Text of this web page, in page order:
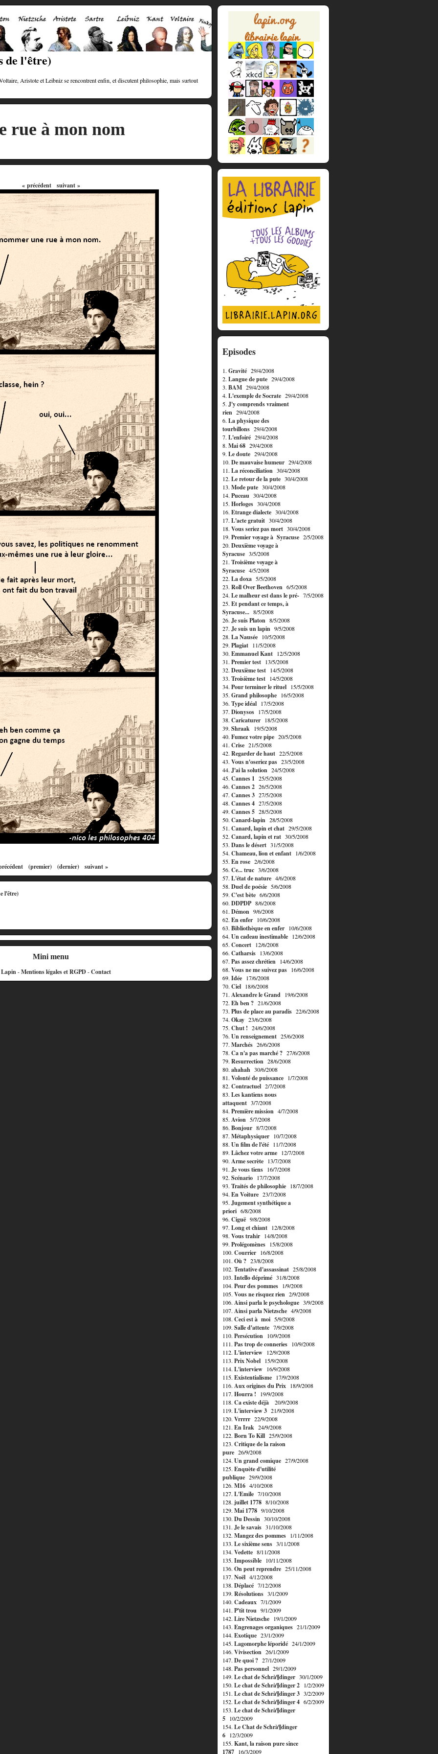
de l'être)
Aristote et Leibniz se rencontrent enfin, et discutent philosophie, mais surtout
rue à mon nom
« précédent suivant »
(premier) (dernier) suivant »
Mini menu
-Mentions légales et RGPD-Contact
Episodes
1. Gravité 29/4/2008
2. Langue de pute 29/4/2008
3. BAM 29/4/2008
4. L'exemple de Socrate 29/4/2008
5. J'y comprends vraiment
rien 29/4/2008
6. La physique des
tourbillons 29/4/2008
7. L'enfoiré 29/4/2008
8. Mai 68 29/4/2008
9. Le doute 29/4/2008
10. De mauvaise humeur 29/4/2008
11. La réconciliation 30/4/2008
12. Le retour de la pute 30/4/2008
13. Mode pute 30/4/2008
14. Puceau 30/4/2008
15. Horloges 30/4/2008
16. Etrange dialecte 30/4/2008
17. L'acte gratuit 30/4/2008
18. Vous seriez pas mort 30/4/2008
19. Premier voyage à Syracuse 2/5/2008
20. Deuxième voyage à
Syracuse 3/5/2008
21. Troisième voyage à
Syracuse 4/5/2008
22. La doxa 5/5/2008
23. Roll Over Beethoven 6/5/2008
24. Le malheur est dans le pré- 7/5/2008
25. Et pendant ce temps, à
Syracuse... 8/5/2008
26. Je suis Platon 8/5/2008
27. Je suis un lapin 9/5/2008
28. La Nausée 10/5/2008
29. Plagiat 11/5/2008
30. Emmanuel Kant 12/5/2008
31. Premier test 13/5/2008
32. Deuxième test 14/5/2008
33. Troisième test 14/5/2008
34. Pour terminer le rituel 15/5/2008
35. Grand philosophe 16/5/2008
36. Type idéal 17/5/2008
37. Dionysos 17/5/2008
38. Caricaturer 18/5/2008
39. Shraak 19/5/2008
40. Fumez votre pipe 20/5/2008
41. Crise 21/5/2008
42. Regarder de haut 22/5/2008
43. Vous n'oseriez pas 23/5/2008
44. J'ai la solution 24/5/2008
45. Cannes 1 25/5/2008
46. Cannes 2 26/5/2008
47. Cannes 3 27/5/2008
48. Cannes 4 27/5/2008
49. Cannes 5 28/5/2008
50. Canard-lapin 28/5/2008
51. Canard, lapin et chat 29/5/2008
52. Canard, lapin et rat 30/5/2008
53. Dans le désert 31/5/2008
54. Chameau, lion et enfant 1/6/2008
55. En rose 2/6/2008
56. Ce... truc 3/6/2008
57. L'état de nature 4/6/2008
58. Duel de poésie 5/6/2008
59. C'est bète 6/6/2008
60. DDPDP8/6/2008
61. Démon 9/6/2008
62. En enfer 10/6/2008
63. Bibliothèque en enfer 10/6/2008
64. Un cadeau inestimable 12/6/2008
65. Concert 12/6/2008
66. Catharsis 13/6/2008
67. Pas assez chrétien 14/6/2008
68. Vous ne me suivez pas 16/6/2008
69. Idée 17/6/2008
70. Ciel 18/6/2008
71. Alexandre le Grand 19/6/2008
72. Eh ben ? 21/6/2008
73. Plus de place au paradis 22/6/2008
74. Okay 23/6/2008
75. Chut ! 24/6/2008
76. Un renseignement 25/6/2008
77. Marchés 26/6/2008
78. Ca n'a pas marché ? 27/6/2008
79. Resurrection 28/6/2008
80. ahahah 30/6/2008
81. Volonté de puissance 1/7/2008
82. Contractuel 2/7/2008
83. Les kantiens nous
attaquent 3/7/2008
84. Première mission 4/7/2008
85. Avion 5/7/2008
86. Bonjour 8/7/2008
87. Métaphysiquer 10/7/2008
88. Un film de l'été 11/7/2008
89. Lâchez votre arme 12/7/2008
90. Arme secrète 13/7/2008
91. Je vous tiens 16/7/2008
92. Scénario 17/7/2008
93. Traités de philosophie 18/7/2008
94. En Voiture 23/7/2008
95. Jugement synthétique a
priori 6/8/2008
96. Ciguë 9/8/2008
97. Long et chiant 12/8/2008
98. Vous trahir 14/8/2008
99. Prolégomènes 15/8/2008
100. Courrier 16/8/2008
101. Où ? 23/8/2008
102. Tentative d'assassinat 25/8/2008
103. Intello déprimé 31/8/2008
104. Peur des pommes 1/9/2008
105. Vous ne risquez rien 2/9/2008
106. Ainsi parla le psychologue 3/9/2008
107. Ainsi parla Nietzsche 4/9/2008
108. Ceci est à moi 5/9/2008
109. Salle d'attente 7/9/2008
110. Persécution 10/9/2008
111. Pas trop de conneries 10/9/2008
112. L'interview 12/9/2008
113. Prix Nobel 15/9/2008
114. L'interview 16/9/2008
115. Existentialisme 17/9/2008
116. Aux origines du Prix 18/9/2008
117. Hourra ! 19/9/2008
118. Ca existe déjà
20/9/2008
119. L'interview 3 21/9/2008
120. Vrrrrr 22/9/2008
121. En Irak 24/9/2008
122. Born To Kill 25/9/2008
123. Critique de la raison
pure 26/9/2008
124. Un grand comique 27/9/2008
125. Enquète d'utilité
publique 29/9/2008
126. M16 4/10/2008
127. L'Emile 7/10/2008
128. juillet 1778 8/10/2008
129. Mai 1778 9/10/2008
130. Du Dessin 30/10/2008
131. Je le savais 31/10/2008
132. Mangez des pommes 1/11/2008
133. Le sixième sens 3/11/2008
134. Vedette 8/11/2008
135. Impossible 10/11/2008
136. On peut reprendre 25/11/2008
137. Noël 4/12/2008
138. Déplacé 7/12/2008
139. Résolutions 3/1/2009
140. Cadeaux 7/1/2009
141. P'tit trou 9/1/2009
142. Lire Nietzsche 19/1/2009
143. Engrenages organiques 21/1/2009
144. Exotique 23/1/2009
145. Lagomorphe léporidé 24/1/2009
146. Vivisection 26/1/2009
147. De quoi ? 27/1/2009
148. Pas personnel 29/1/2009
149. Le chat de Schrà¶dinger 30/1/2009
150. Le chat de Schrà¶dinger 2 1/2/2009
151. Le chat de Schrà¶dinger 3 3/2/2009
152. Le chat de Schrà¶dinger 4 6/2/2009
153. Le chat de Schrà¶dinger
5 10/2/2009
154. Le Chat de Schrà¶dinger
6 12/3/2009
155. Kant, la raison pure since
1787 16/3/2009